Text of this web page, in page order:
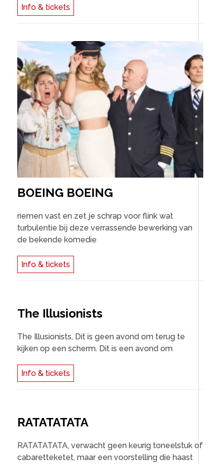
Info & tickets
BOEING BOEING
riemen vast en zet je schrap voor flink wat
turbulentie bij deze verrassende bewerking van
de bekende komedie
Info & tickets
The Illusionists
The Illusionists, Dit is geen avond om terug te
kijken op een scherm. Dit is een avond om
Info & tickets
RATATATATA
RATATATATA, verwacht geen keurig toneelstuk of
cabaretteketet, maar een voorstelling die haast